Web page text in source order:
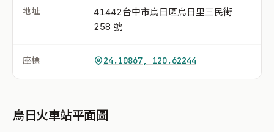
地址
41442台中市烏日區烏日里三民街
258 號
座標 24.10867, 120.62244
烏日火車站平面圖